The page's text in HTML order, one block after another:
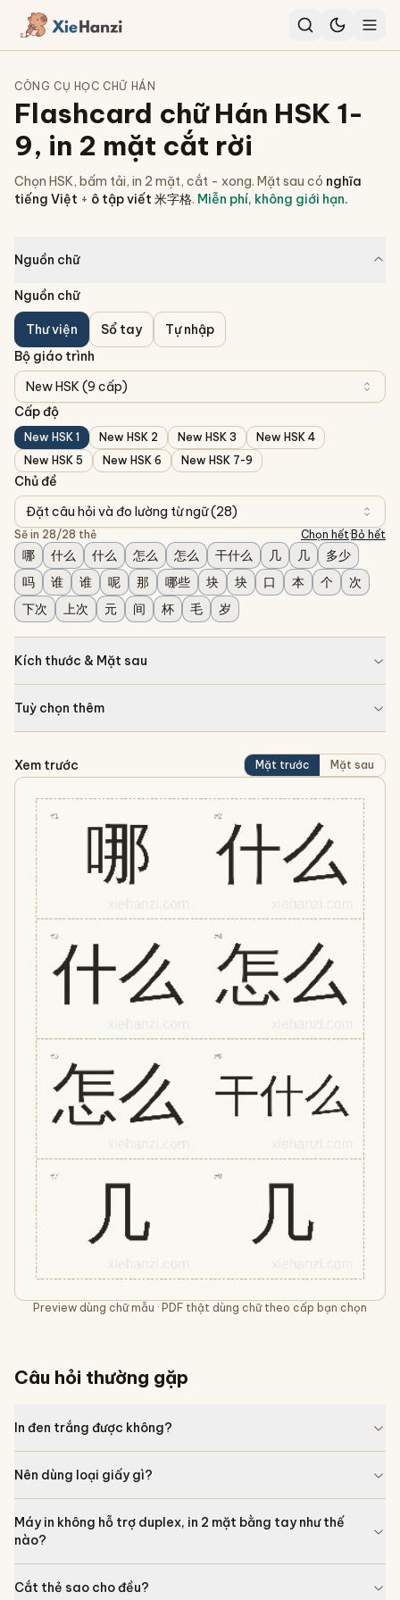
CÔNG CỤ HỌC CHỮ HÁN
Flashcard chữ Hán HSK 1-
9, in 2 mặt cắt rời
Chọn HSK, bấm tải, in 2 mặt, cắt - xong. Mặt sau có nghĩa
tiếng Việt + ô tập viết 米字格. Miễn phí, không giới hạn.
Nguồn chữ
Nguồn chữ
Thư viện Sổ tay
Tự nhập
Bộ giáo trình
New HSK (9 cấp)
Cấp độ
New HSK 1 New HSK 2 New HSK 3
New HSK 4
New HSK 5
New HSK 6 New HSK 7-9
Chủ đề
Đặt câu hỏi và đo lường từ ngữ(28)
Sẽ in 28/28 thẻ Chọn hết·Bỏ hết
哪 什么 什么 怎么 怎么 干什么 几 几
多少
吗
谁 谁 呢 那 哪些 块 块 口 本 个
次
下次
上次 元 间 杯 毛 岁
Kích thước & Mặt sau
Tuỳ chọn thêm
Xem trước Mặt trước Mặt sau
Preview dùng chữ mẫu · PDF thật dùng chữ theo cấp bạn chọn
Câu hỏi thường gặp
In đen trắng được không?
Nên dùng loại giấy gì?
Máy in không hỗ trợ duplex, in 2 mặt bằng tay như thế
nào?
Cắt thẻ sao cho đều?